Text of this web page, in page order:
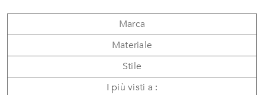
Marca
Materiale
Stile
I più visti a :